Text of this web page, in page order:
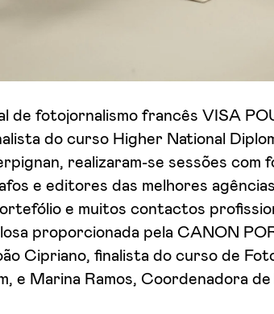
de fotojornalismo francês VISA
do curso Higher National
realizaram-se sessões
e editores das melhores
e muitos contactos
proporcionada pela CANON
Cipriano, finalista do curso de
e Marina Ramos, Coordenadora